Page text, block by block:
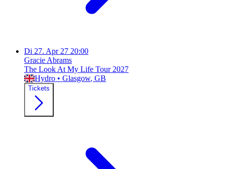
Di 27. Apr 27 20:00
Gracie Abrams
The Look At My Life Tour 2027
Hydro • Glasgow, GB
Tickets